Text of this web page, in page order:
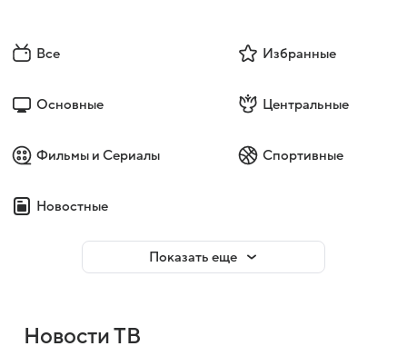
Все Избранные
Основные Центральные
Фильмы и Сериалы Спортивные
Новостные
Показать еще
Новости ТВ